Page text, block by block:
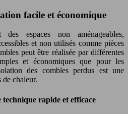
facile et économique
espaces non aménageables,
et non utilisés comme pièces
peut être réalisée par différentes
et économiques que pour les
des combles perdus est une
chaleur.
rapide et efficace